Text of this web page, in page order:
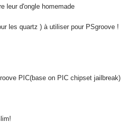
leur d'ongle homemade
les quartz ) à utiliser pour PSgroove !
PIC(base on PIC chipset jailbreak)